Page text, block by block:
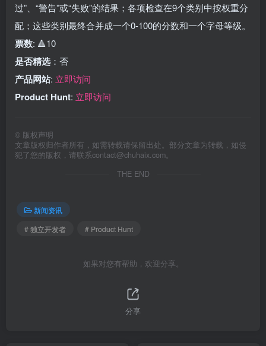
过”、“警告”或“失败”的结果；各项检查在9个类别中按权重分
配；这些类别最终合并成一个0-100的分数和一个字母等级。
票数: 🔺10
是否精选 ：否
产品网站: 立即访问
Product Hunt: 立即访问
© 版权声明
文章版权归作者所有，如需转载请保留出处。部分文章为转载，如侵
犯了您的版权，请联系contact@chuhaix.com。
THE END
新闻资讯
# 独立开发者
# Product Hunt
如果对您有帮助，欢迎分享。
分享